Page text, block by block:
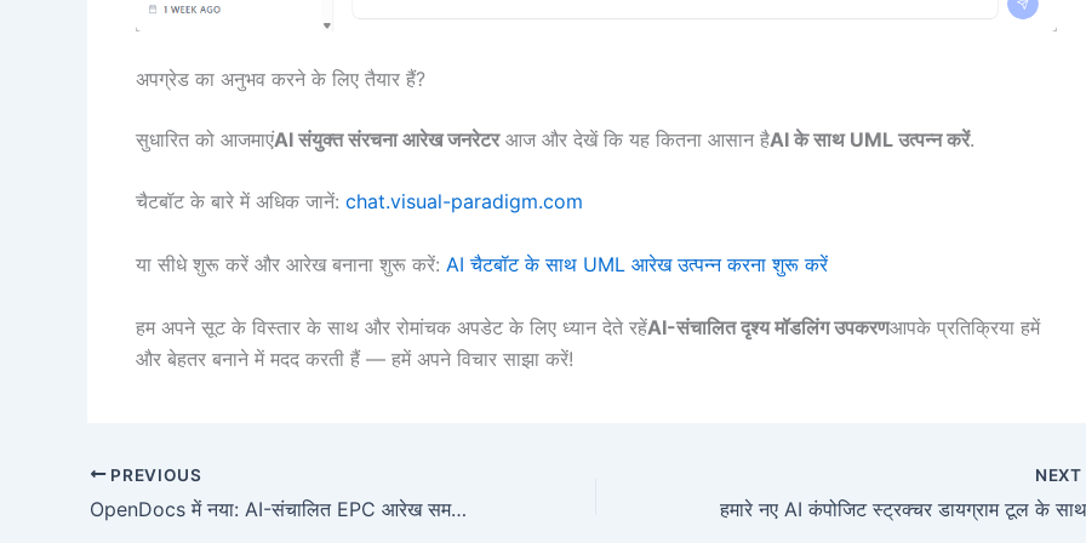
अपग्रेड का अनुभव करने के लिए तैयार हैं?
सुधारित को आजमाएंAI संयुक्त संरचना आरेख जनरेटरआज और देखें कि यह कितना आसान हैAI के साथ UML उत्पन्न करें.
चैटबॉट के बारे में अधिक जानें: chat.visual-paradigm.com
या सीधे शुरू करें और आरेख बनाना शुरू करें: AI चैटबॉट के साथ UML आरेख उत्पन्न करना शुरू करें
हम अपने सूट के विस्तार के साथ और रोमांचक अपडेट के लिए ध्यान देते रहेंAI-संचालित दृश्य मॉडलिंग उपकरणआपके प्रतिक्रिया हमें
और बेहतर बनाने में मदद करती हैं — हमें अपने विचार साझा करें!
PREVIOUS
OpenDocs में नया: AI-संचालित EPC आरेख समर्थन – घटना-आधारित प्रक्रिया श्रृंखला आरेख आसानी से उत्पन्न करें
NEXT